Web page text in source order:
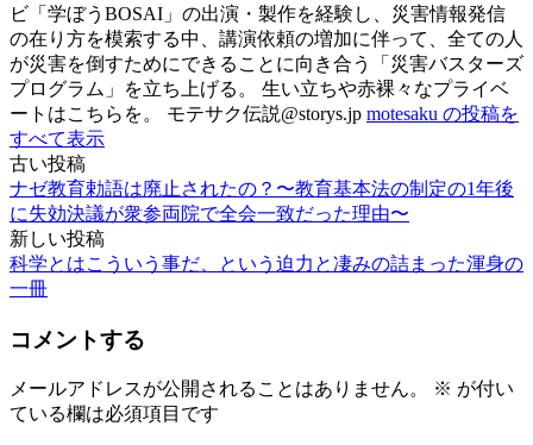
ビ「学ぼうBOSAI」の出演・製作を経験し、災害情報発信
の在り方を模索する中、講演依頼の増加に伴って、全ての人
が災害を倒すためにできることに向き合う「災害バスターズ
プログラム」を立ち上げる。 生い立ちや赤裸々なプライベ
ートはこちらを。 モテサク伝説@storys.jp motesaku の投稿を
すべて表示
投
稿
ナ
ビ
ー
シ
古い投稿
ナゼ教育勅語は廃止されたの？〜教育基本法の制定の1年後
に失効決議が衆参両院で全会一致だった理由〜
新しい投稿
科学とはこういう事だ、という迫力と凄みの詰まった渾身の
一冊
コメントする
メールアドレスが公開されることはありません。 ※ が付い
ている欄は必須項目です